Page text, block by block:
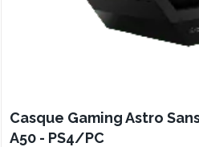
Casque Gaming Astro
A50 - PS4/PC